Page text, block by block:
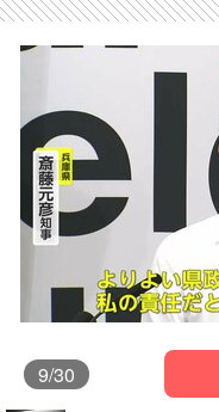
9/30